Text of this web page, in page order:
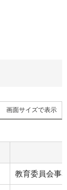
画面サイズで表示
教育委員会事